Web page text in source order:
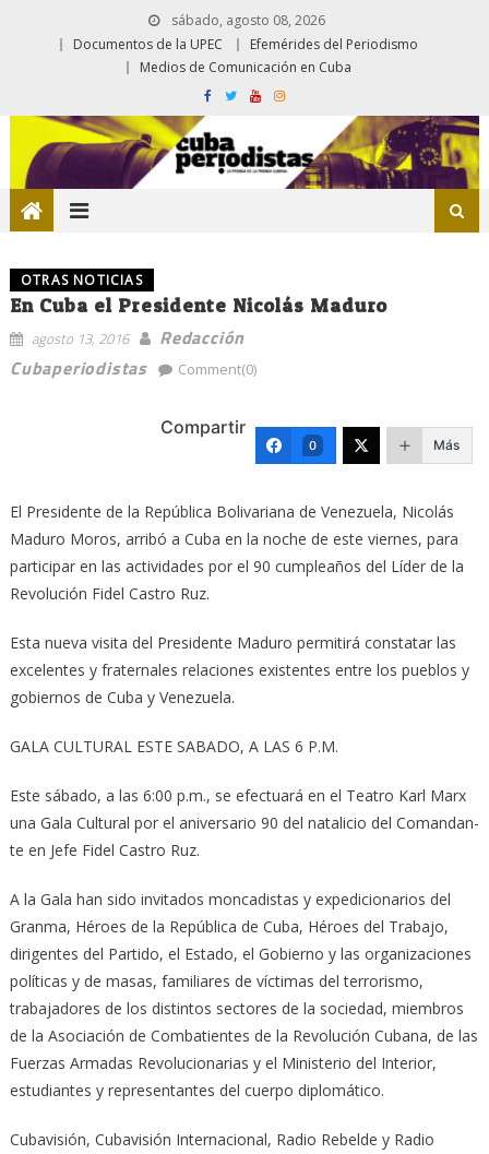
sábado, agosto 08, 2026
Documentos de la UPEC
Efemérides del Periodismo
Medios de Comunicación en Cuba
OTRAS NOTICIAS
En Cuba el Presidente Nicolás Maduro
agosto 13, 2016
Redacción
Cubaperiodistas
Comment(0)
Compartir
0 Más
El Presidente de la República Bolivariana de Venezuela, Nicolás
Maduro Moros, arribó a Cuba en la noche de este viernes, para
participar en las actividades por el 90 cumpleaños del Líder de la
Revolución Fidel Castro Ruz.
Esta nueva visita del Presidente Maduro permitirá constatar las
excelentes y fraternales relaciones existentes entre los pueblos y
gobiernos de Cuba y Venezuela.
GALA CULTURAL ESTE SABADO, A LAS 6 P.M.
Este sábado, a las 6:00 p.m., se efectuará en el Teatro Karl Marx
una Gala Cultural por el aniversario 90 del natalicio del Coman­dan­
te en Jefe Fidel Castro Ruz.
A la Gala han sido invitados moncadistas y expedicionarios del
Granma, Héroes de la República de Cuba, Héroes del Trabajo,
dirigentes del Partido, el Estado, el Gobierno y las organizaciones
políticas y de masas, familiares de víctimas del terrorismo,
trabajadores de los distintos sectores de la sociedad, miembros
de la Asociación de Combatientes de la Revolución Cubana, de las
Fuerzas Armadas Revolucio­na­rias y el Ministerio del Interior,
estudiantes y representantes del cuerpo diplomático.
Cubavisión, Cubavisión Internacional, Ra­dio Rebelde y Radio